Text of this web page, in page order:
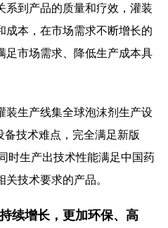
系到产品的质量和疗效，灌装
成本，在市场需求不断增长的
足市场需求、降低生产成本具
装生产线集全球泡沫剂生产设
备技术难点，完全满足新版
时生产出技术性能满足中国药
技术要求的产品。
续增长，更加环保、高